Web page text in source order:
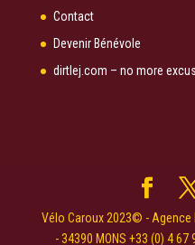
Contact
Devenir Bénévole
dirtlej.com – no more
Vélo Caroux 2023© - Agence
- 34390 MONS +33 (0) 4